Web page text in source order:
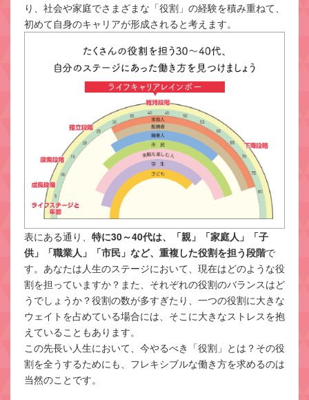
り、社会や家庭でさまざまな「役割」の経験を積み重ねて、
初めて自身のキャリアが形成されると考えます。
表にある通り、 特に30～40代は、「親」「家庭人」「子
供」「職業人」「市民」など、重複した役割を担う段階で
す。あなたは人生のステージにおいて、現在はどのような役
割を担っていますか？また、それぞれの役割のバランスはど
うでしょうか？役割の数が多すぎたり、一つの役割に大きな
ウェイトを占めている場合には、そこに大きなストレスを抱
えていることもあります。
この先長い人生において、今やるべき「役割」とは？その役
割を全うするためにも、フレキシブルな働き方を求めるのは
当然のことです。